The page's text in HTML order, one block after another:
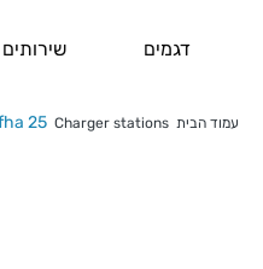
דגמים
עמוד הבית Charger stations
25